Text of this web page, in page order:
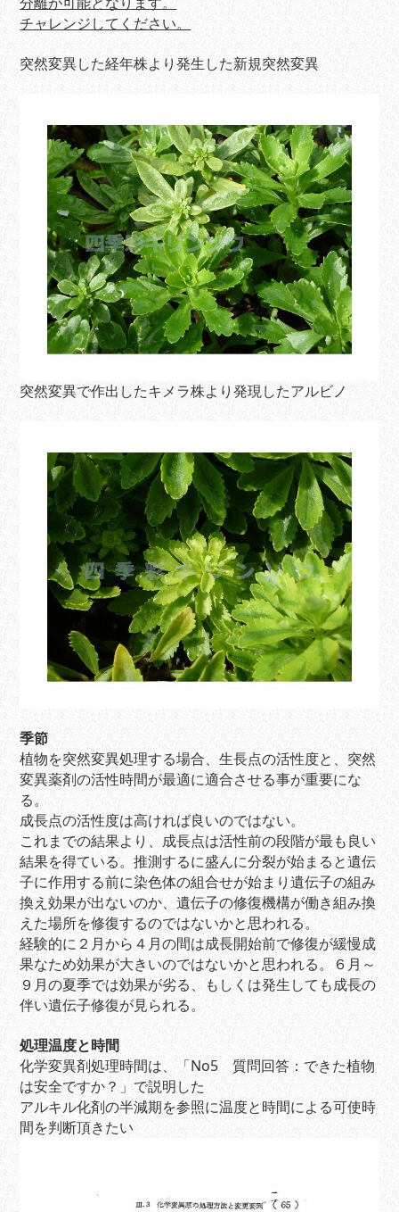
チャレンジしてください。
突然変異した経年株より発生した新規突然変異
突然変異で作出したキメラ株より発現したアルビノ
季節
植物を突然変異処理する場合、生長点の活性度と、突然
変異薬剤の活性時間が最適に適合させる事が重要にな
る。
成長点の活性度は高ければ良いのではない。
これまでの結果より、成長点は活性前の段階が最も良い
結果を得ている。推測するに盛んに分裂が始まると遺伝
子に作用する前に染色体の組合せが始まり遺伝子の組み
換え効果が出ないのか、遺伝子の修復機構が働き組み換
えた場所を修復するのではないかと思われる。
経験的に２月から４月の間は成長開始前で修復が緩慢成
果なため効果が大きいのではないかと思われる。６月～
９月の夏季では効果が劣る、もしくは発生しても成長の
伴い遺伝子修復が見られる。
処理温度と時間
化学変異剤処理時間は、「No5 質問回答：できた植物
は安全ですか？」で説明した
アルキル化剤の半減期を参照に温度と時間による可使時
間を判断頂きたい